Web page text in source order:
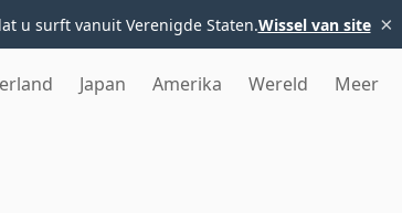
u surft vanuit Verenigde Staten.Wissel van site ×
Japan Amerika Wereld Meer